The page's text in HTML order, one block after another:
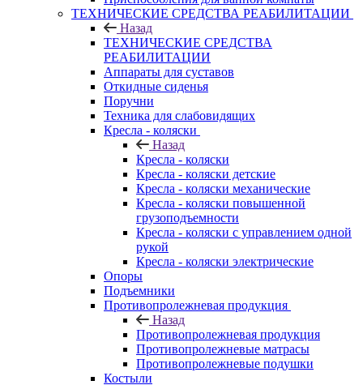
ТЕХНИЧЕСКИЕ СРЕДСТВА РЕАБИЛИТАЦИИ
Назад
ТЕХНИЧЕСКИЕ СРЕДСТВА
РЕАБИЛИТАЦИИ
Аппараты для суставов
Откидные сиденья
Поручни
Техника для слабовидящих
Кресла - коляски
Назад
Кресла - коляски
Кресла - коляски детские
Кресла - коляски механические
Кресла - коляски повышенной
грузоподъемности
Кресла - коляски с управлением одной
рукой
Кресла - коляски электрические
Опоры
Подъемники
Противопролежневая продукция
Назад
Противопролежневая продукция
Противопролежневые матрасы
Противопролежневые подушки
Костыли